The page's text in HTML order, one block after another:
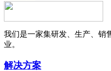
我们是一家集研发、生产、销
业。
解决方案